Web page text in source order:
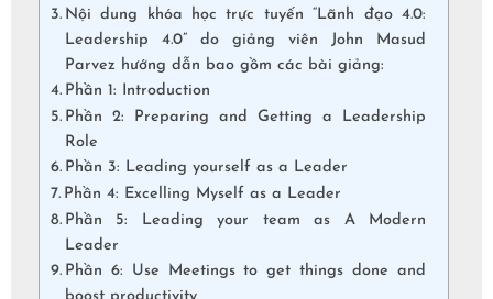
Nội dung khóa học trực tuyến “Lãnh đạo 4.0:
Leadership 4.0” do giảng viên John Masud
Parvez hướng dẫn bao gồm các bài giảng:
Phần 1: Introduction
Phần 2: Preparing and Getting a Leadership
Role
Phần 3: Leading yourself as a Leader
Phần 4: Excelling Myself as a Leader
Phần 5: Leading your team as A Modern
Leader
Phần 6: Use Meetings to get things done and